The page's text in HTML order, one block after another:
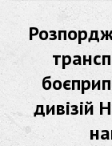
дивізій